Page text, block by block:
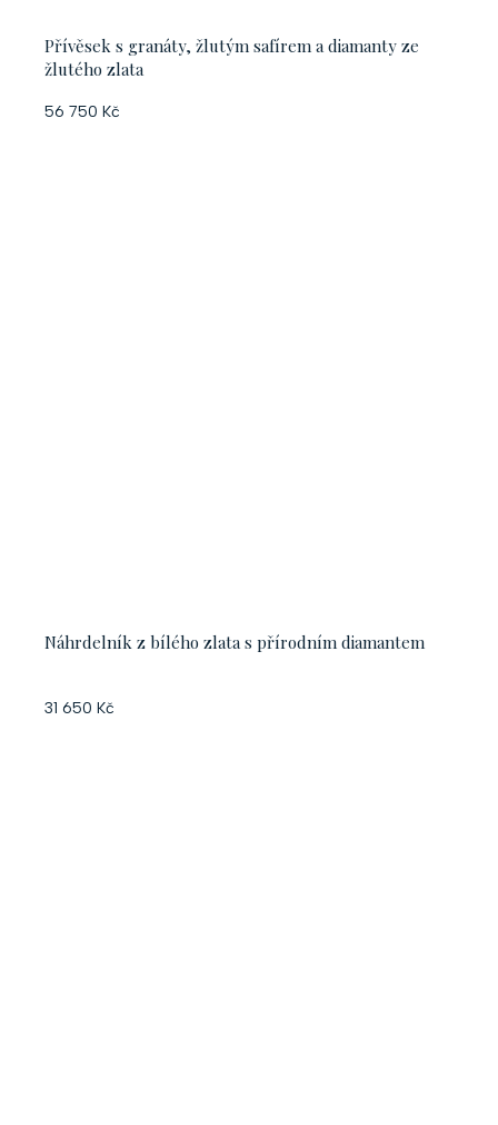
Přívěsek s granáty, žlutým safírem a diamanty ze
žlutého zlata
56 750 Kč
Náhrdelník z bílého zlata s přírodním diamantem
31 650 Kč